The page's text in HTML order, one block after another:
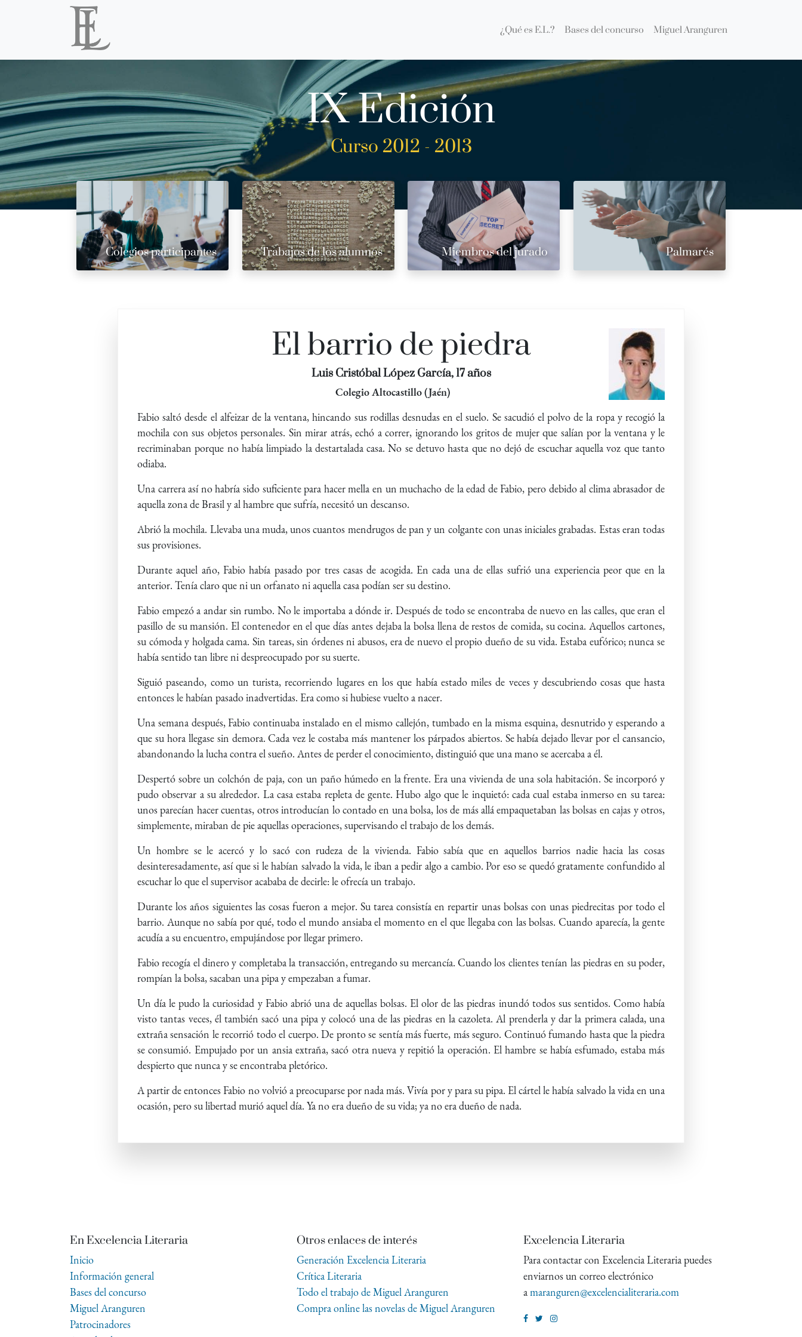
¿Qué es E.L.? Bases del concurso Miguel Aranguren
IX Edición
Curso 2012 - 2013
Colegios participantes Trabajos de los alumnos Miembros del jurado Palmarés
El barrio de piedra
Luis Cristóbal López García, 17 años
Colegio Altocastillo (Jaén)
Fabio saltó desde el alfeizar de la ventana, hincando sus rodillas desnudas en el suelo. Se sacudió el polvo de la ropa y recogió la
mochila con sus objetos personales. Sin mirar atrás, echó a correr, ignorando los gritos de mujer que salían por la ventana y le
recriminaban porque no había limpiado la destartalada casa. No se detuvo hasta que no dejó de escuchar aquella voz que tanto
odiaba.
Una carrera así no habría sido suficiente para hacer mella en un muchacho de la edad de Fabio, pero debido al clima abrasador de
aquella zona de Brasil y al hambre que sufría, necesitó un descanso.
Abrió la mochila. Llevaba una muda, unos cuantos mendrugos de pan y un colgante con unas iniciales grabadas. Estas eran todas
sus provisiones.
Durante aquel año, Fabio había pasado por tres casas de acogida. En cada una de ellas sufrió una experiencia peor que en la
anterior. Tenía claro que ni un orfanato ni aquella casa podían ser su destino.
Fabio empezó a andar sin rumbo. No le importaba a dónde ir. Después de todo se encontraba de nuevo en las calles, que eran el
pasillo de su mansión. El contenedor en el que días antes dejaba la bolsa llena de restos de comida, su cocina. Aquellos cartones,
su cómoda y holgada cama. Sin tareas, sin órdenes ni abusos, era de nuevo el propio dueño de su vida. Estaba eufórico; nunca se
había sentido tan libre ni despreocupado por su suerte.
Siguió paseando, como un turista, recorriendo lugares en los que había estado miles de veces y descubriendo cosas que hasta
entonces le habían pasado inadvertidas. Era como si hubiese vuelto a nacer.
Una semana después, Fabio continuaba instalado en el mismo callejón, tumbado en la misma esquina, desnutrido y esperando a
que su hora llegase sin demora. Cada vez le costaba más mantener los párpados abiertos. Se había dejado llevar por el cansancio,
abandonando la lucha contra el sueño. Antes de perder el conocimiento, distinguió que una mano se acercaba a él.
Despertó sobre un colchón de paja, con un paño húmedo en la frente. Era una vivienda de una sola habitación. Se incorporó y
pudo observar a su alrededor. La casa estaba repleta de gente. Hubo algo que le inquietó: cada cual estaba inmerso en su tarea:
unos parecían hacer cuentas, otros introducían lo contado en una bolsa, los de más allá empaquetaban las bolsas en cajas y otros,
simplemente, miraban de pie aquellas operaciones, supervisando el trabajo de los demás.
Un hombre se le acercó y lo sacó con rudeza de la vivienda. Fabio sabía que en aquellos barrios nadie hacia las cosas
desinteresadamente, así que si le habían salvado la vida, le iban a pedir algo a cambio. Por eso se quedó gratamente confundido al
escuchar lo que el supervisor acababa de decirle: le ofrecía un trabajo.
Durante los años siguientes las cosas fueron a mejor. Su tarea consistía en repartir unas bolsas con unas piedrecitas por todo el
barrio. Aunque no sabía por qué, todo el mundo ansiaba el momento en el que llegaba con las bolsas. Cuando aparecía, la gente
acudía a su encuentro, empujándose por llegar primero.
Fabio recogía el dinero y completaba la transacción, entregando su mercancía. Cuando los clientes tenían las piedras en su poder,
rompían la bolsa, sacaban una pipa y empezaban a fumar.
Un día le pudo la curiosidad y Fabio abrió una de aquellas bolsas. El olor de las piedras inundó todos sus sentidos. Como había
visto tantas veces, él también sacó una pipa y colocó una de las piedras en la cazoleta. Al prenderla y dar la primera calada, una
extraña sensación le recorrió todo el cuerpo. De pronto se sentía más fuerte, más seguro. Continuó fumando hasta que la piedra
se consumió. Empujado por un ansia extraña, sacó otra nueva y repitió la operación. El hambre se había esfumado, estaba más
despierto que nunca y se encontraba pletórico.
A partir de entonces Fabio no volvió a preocuparse por nada más. Vivía por y para su pipa. El cártel le había salvado la vida en una
ocasión, pero su libertad murió aquel día. Ya no era dueño de su vida; ya no era dueño de nada.
En Excelencia Literaria
Inicio
Información general
Bases del concurso
Miguel Aranguren
Patrocinadores
Otros enlaces de interés
Generación Excelencia Literaria
Crítica Literaria
Todo el trabajo de Miguel Aranguren
Compra online las novelas de Miguel Aranguren
Excelencia Literaria
Para contactar con Excelencia Literaria puedes
enviarnos un correo electrónico
amaranguren@excelencialiteraria.com